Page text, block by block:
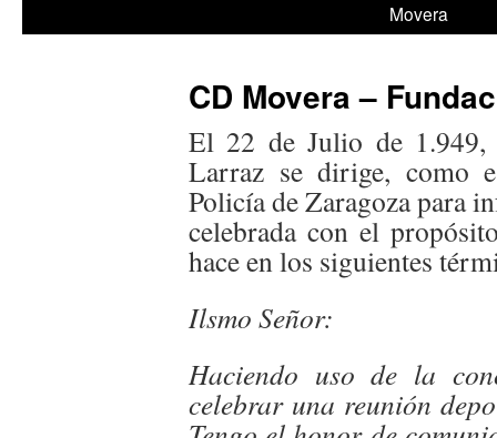
Movera
CD Movera –
El 22 de Julio de
Larraz se dirige, como
Policía de Zaragoza para
celebrada con el
hace en los siguientes
Ilsmo Señor:
Haciendo uso de la
celebrar una reunión